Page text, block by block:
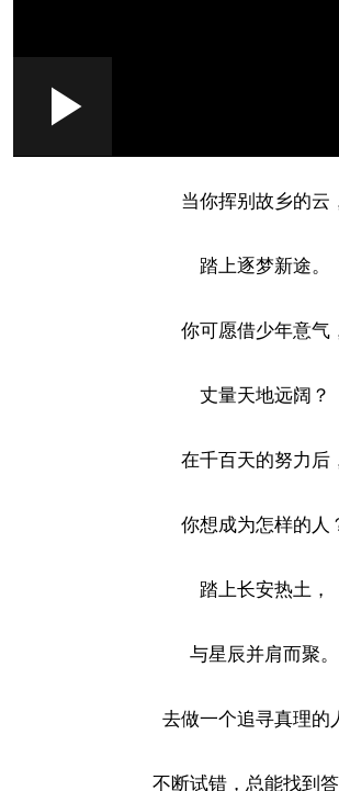
Play
当你挥别故乡的云
踏上逐梦新途。
你可愿借少年意气
丈量天地远阔？
在千百天的努力后
你想成为怎样的人
踏上长安热土，
与星辰并肩而聚。
去做一个追寻真理的
不断试错，总能找到答